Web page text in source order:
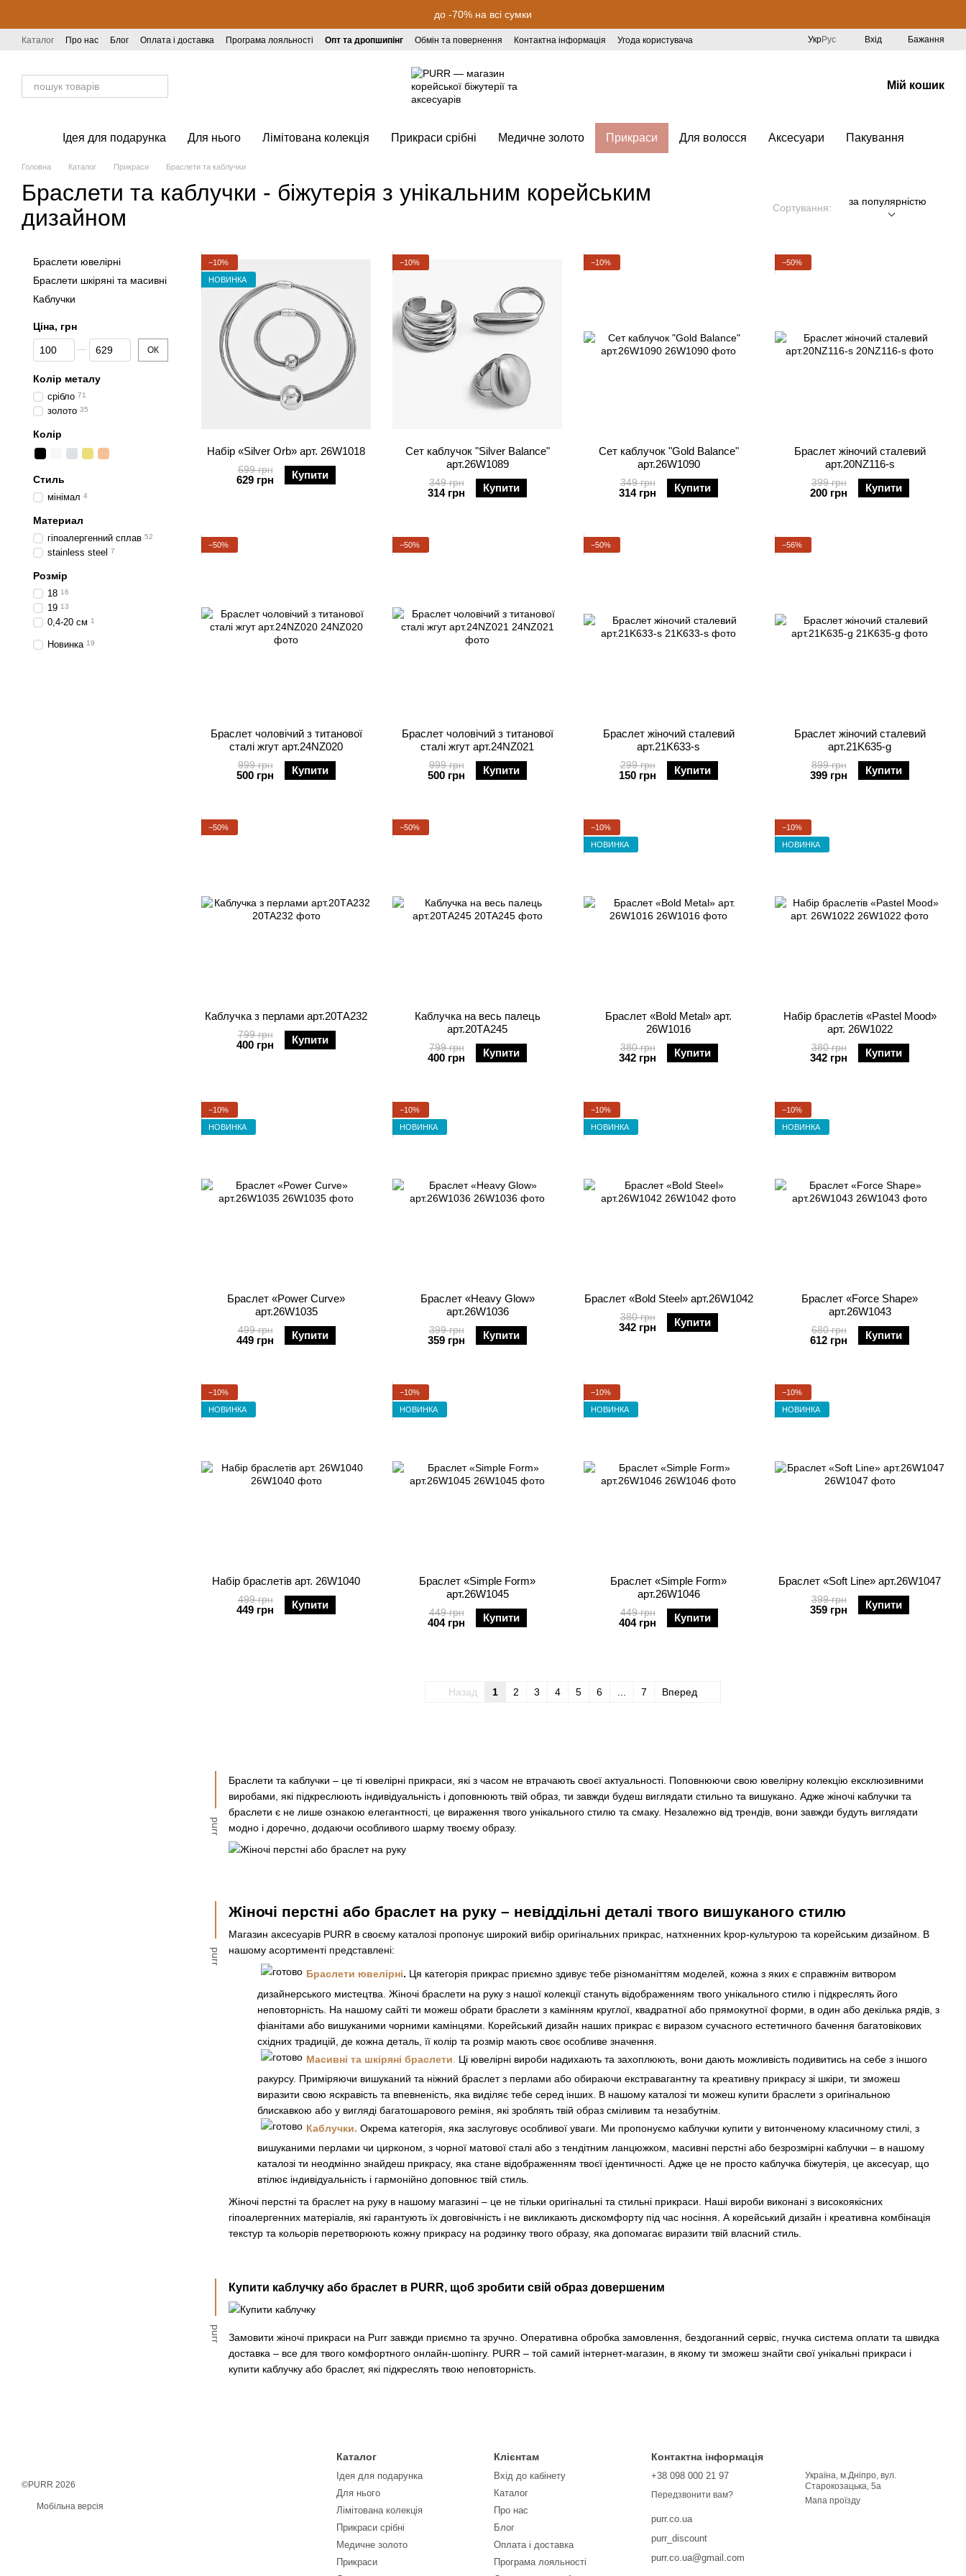
до -70% на всі сумки
Каталог Про нас Блог Оплата і доставка Програма лояльності Опт та дропшипінг Обмін та повернення Контактна інформація
Угода користувача
УкрРус Вхід Бажання
Мій кошик
Ідея для подарунка Для нього Лімітована колекція Прикраси срібні Медичне золото Прикраси Для волосся Аксесуари Пакування
Головна Каталог Прикраси Браслети та каблучки
Браслети та каблучки - біжутерія з унікальним корейським
дизайном
Сортування:
за популярністю
purr
Браслети та каблучки – це ті ювелірні прикраси, які з часом не втрачають своєї актуальності. Поповнюючи свою ювелірну колекцію ексклюзивними
виробами, які підкреслюють індивідуальність і доповнюють твій образ, ти завжди будеш виглядати стильно та вишукано. Адже жіночі каблучки та
браслети є не лише ознакою елегантності, це вираження твого унікального стилю та смаку. Незалежно від трендів, вони завжди будуть виглядати
модно і доречно, додаючи особливого шарму твоєму образу.
purr
Жіночі перстні або браслет на руку – невіддільні деталі твого вишуканого стилю
Магазин аксесуарів PURR в своєму каталозі пропонує широкий вибір оригінальних прикрас, натхненних kpop-культурою та корейським дизайном. В
нашому асортименті представлені:
Браслети ювелірні. Ця категорія прикрас приємно здивує тебе різноманіттям моделей, кожна з яких є справжнім витвором
дизайнерського мистецтва. Жіночі браслети на руку з нашої колекції стануть відображенням твого унікального стилю і підкреслять його
неповторність. На нашому сайті ти можеш обрати браслети з камінням круглої, квадратної або прямокутної форми, в один або декілька рядів, з
фіанітами або вишуканими чорними камінцями. Корейський дизайн наших прикрас є виразом сучасного естетичного бачення багатовікових
східних традицій, де кожна деталь, її колір та розмір мають своє особливе значення.
Масивні та шкіряні браслети
Ці ювелірні вироби надихають та захоплюють, вони дають можливість подивитись на себе з іншого
ракурсу. Приміряючи вишуканий та ніжний браслет з перлами або обираючи екстравагантну та креативну прикрасу зі шкіри, ти зможеш
виразити свою яскравість та впевненість, яка виділяє тебе серед інших. В нашому каталозі ти можеш купити браслети з оригінальною
блискавкою або у вигляді багатошарового реміня, які зроблять твій образ сміливим та незабутнім.
Каблучки. Окрема категорія, яка заслуговує особливої уваги. Ми пропонуємо каблучки купити у витонченому класичному стилі, з
вишуканими перлами чи цирконом, з чорної матової сталі або з тендітним ланцюжком, масивні перстні або безрозмірні каблучки – в нашому
каталозі ти неодмінно знайдеш прикрасу, яка стане відображенням твоєї ідентичності. Адже це не просто каблучка біжутерія, це аксесуар, що
втілює індивідуальність і гармонійно доповнює твій стиль.
Жіночі перстні та браслет на руку в нашому магазині – це не тільки оригінальні та стильні прикраси. Наші вироби виконані з високоякісних
гіпоалергенних матеріалів, які гарантують їх довговічність і не викликають дискомфорту під час носіння. А корейський дизайн і креативна комбінація
текстур та кольорів перетворюють кожну прикрасу на родзинку твого образу, яка допомагає виразити твій власний стиль.
purr
Купити каблучку або браслет в PURR, щоб зробити свій образ довершеним
Замовити жіночі прикраси на Purr завжди приємно та зручно. Оперативна обробка замовлення, бездоганний сервіс, гнучка система оплати та швидка
доставка – все для твого комфортного онлайн-шопінгу. PURR – той самий інтернет-магазин, в якому ти зможеш знайти свої унікальні прикраси і
купити каблучку або браслет, які підкреслять твою неповторність.
−10%
НОВИНКА
Набір «Silver Orb» арт. 26W1018
699 грн
629 грн Купити
−10%
Сет каблучок "Silver Balance"
арт.26W1089
349 грн
314 грн Купити
−10%
Сет каблучок "Gold Balance"
арт.26W1090
349 грн
314 грн Купити
−50%
Браслет жіночий сталевий
арт.20NZ116-s
399 грн
200 грн Купити
−50%
Браслет чоловічий з титанової
сталі жгут арт.24NZ020
999 грн
500 грн Купити
−50%
Браслет чоловічий з титанової
сталі жгут арт.24NZ021
999 грн
500 грн Купити
−50%
Браслет жіночий сталевий
арт.21K633-s
299 грн
150 грн Купити
−56%
Браслет жіночий сталевий
арт.21K635-g
899 грн
399 грн Купити
−50%
Каблучка з перлами арт.20ТА232
799 грн
400 грн Купити
−50%
Каблучка на весь палець
арт.20ТА245
799 грн
400 грн Купити
−10%
НОВИНКА
Браслет «Bold Metal» арт.
26W1016
380 грн
342 грн Купити
−10%
НОВИНКА
Набір браслетів «Pastel Mood»
арт. 26W1022
380 грн
342 грн Купити
−10%
НОВИНКА
Браслет «Power Curve»
арт.26W1035
499 грн
449 грн Купити
−10%
НОВИНКА
Браслет «Heavy Glow»
арт.26W1036
399 грн
359 грн Купити
−10%
НОВИНКА
Браслет «Bold Steel» арт.26W1042
380 грн
342 грн Купити
−10%
НОВИНКА
Браслет «Force Shape»
арт.26W1043
680 грн
612 грн Купити
−10%
НОВИНКА
Набір браслетів арт. 26W1040
499 грн
449 грн Купити
−10%
НОВИНКА
Браслет «Simple Form»
арт.26W1045
449 грн
404 грн Купити
−10%
НОВИНКА
Браслет «Simple Form»
арт.26W1046
449 грн
404 грн Купити
−10%
НОВИНКА
Браслет «Soft Line» арт.26W1047
399 грн
359 грн Купити
Назад 1 2 3 4 5 6 7 Вперед
Браслети ювелірні
Браслети шкіряні та масивні
Каблучки
Ціна, грн
Від Ціна, грн
До Ціна, грн ОК
Колір металу
срібло 71
золото 35
Колір
Стиль
мінімал 4
Материал
гіпоалергенний сплав 52
stainless steel 7
Розмір
18 16
19 13
0,4-20 см 1
Новинка 19
©PURR 2026
Мобільна версія
Каталог
Ідея для подарунка
Для нього
Лімітована колекція
Прикраси срібні
Медичне золото
Прикраси
Клієнтам
Вхід до кабінету
Каталог
Про нас
Блог
Оплата і доставка
Програма лояльності
Контактна інформація
+38 098 000 21 97
Передзвонити вам?
purr.co.ua
purr_discount
purr.co.ua@gmail.com
Україна, м.Дніпро, вул.
Старокозацька, 5а
Мапа проїзду